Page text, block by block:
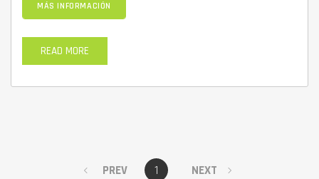
MÁS INFORMACIÓN
READ MORE
PREV 1 NEXT